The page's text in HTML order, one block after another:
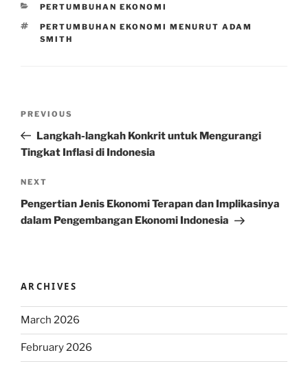
CATEGORIES
PERTUMBUHAN EKONOMI
TAGS
PERTUMBUHAN EKONOMI MENURUT ADAM
SMITH
Previous
Post
PREVIOUS
Langkah-langkah Konkrit untuk Mengurangi
Tingkat Inflasi di Indonesia
Next
Post
NEXT
Pengertian Jenis Ekonomi Terapan dan Implikasinya
dalam Pengembangan Ekonomi Indonesia
ARCHIVES
March 2026
February 2026